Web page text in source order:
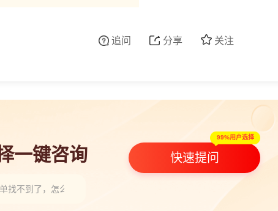
关注
分享
追问
一键咨询
找不到了，怎么查保险单？，请教一下老师”
99%用户选择
快速提问